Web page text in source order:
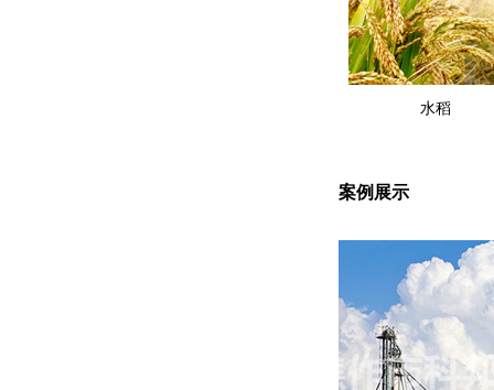
水稻
案例展示